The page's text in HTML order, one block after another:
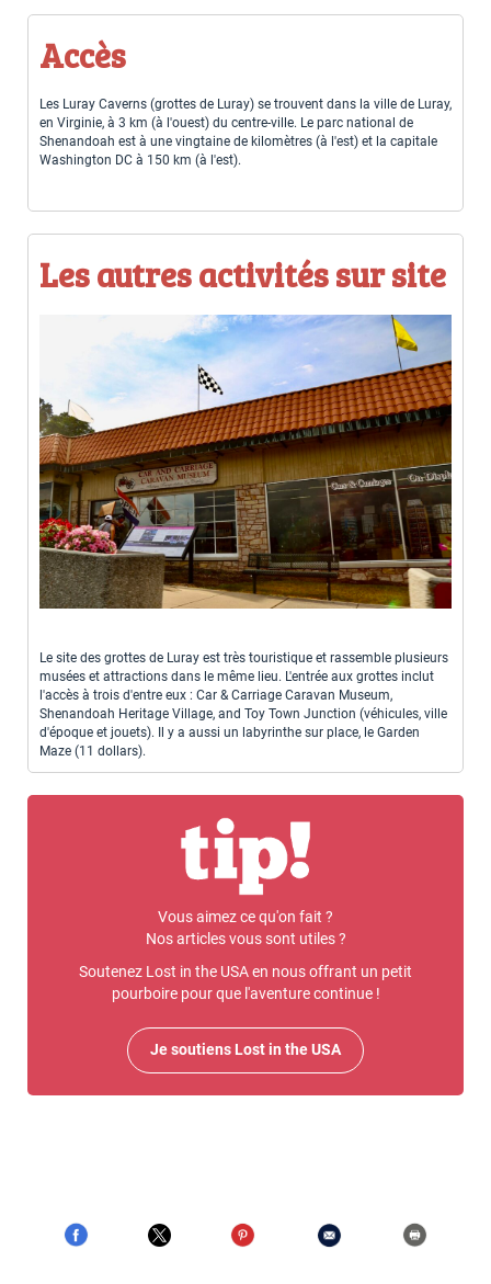
Accès
Les Luray Caverns (grottes de Luray) se trouvent dans la ville de Luray,
en Virginie, à 3 km (à l'ouest) du centre-ville. Le parc national de
Shenandoah est à une vingtaine de kilomètres (à l'est) et la capitale
Washington DC à 150 km (à l'est).
Les autres activités sur site
Le site des grottes de Luray est très touristique et rassemble plusieurs
musées et attractions dans le même lieu. L'entrée aux grottes inclut
l'accès à trois d'entre eux : Car & Carriage Caravan Museum,
Shenandoah Heritage Village, and Toy Town Junction (véhicules, ville
d'époque et jouets). Il y a aussi un labyrinthe sur place, le Garden
Maze (11 dollars).
Vous aimez ce qu'on fait ?
Nos articles vous sont utiles ?
Soutenez Lost in the USA en nous offrant un petit
pourboire pour que l'aventure continue !
Je soutiens Lost in the USA